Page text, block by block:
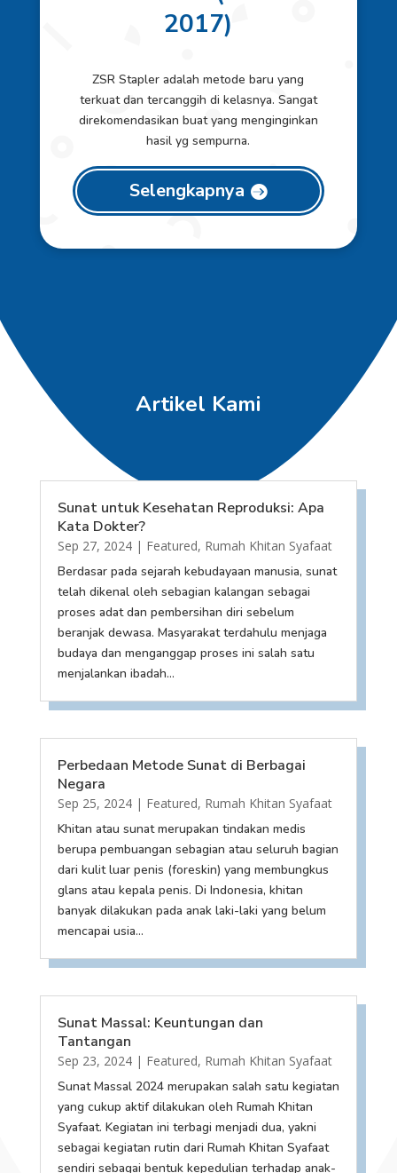
2017)
ZSR Stapler adalah metode baru yang
terkuat dan tercanggih di kelasnya. Sangat
direkomendasikan buat yang menginginkan
hasil yg sempurna.
Selengkapnya
Artikel Kami
Sunat untuk Kesehatan Reproduksi: Apa
Kata Dokter?
Sep 27, 2024| Featured, Rumah Khitan Syafaat
Berdasar pada sejarah kebudayaan manusia, sunat
telah dikenal oleh sebagian kalangan sebagai
proses adat dan pembersihan diri sebelum
beranjak dewasa. Masyarakat terdahulu menjaga
budaya dan menganggap proses ini salah satu
menjalankan ibadah...
Perbedaan Metode Sunat di Berbagai
Negara
Sep 25, 2024| Featured, Rumah Khitan Syafaat
Khitan atau sunat merupakan tindakan medis
berupa pembuangan sebagian atau seluruh bagian
dari kulit luar penis (foreskin) yang membungkus
glans atau kepala penis. Di Indonesia, khitan
banyak dilakukan pada anak laki-laki yang belum
mencapai usia...
Sunat Massal: Keuntungan dan
Tantangan
Sep 23, 2024| Featured, Rumah Khitan Syafaat
Sunat Massal 2024 merupakan salah satu kegiatan
yang cukup aktif dilakukan oleh Rumah Khitan
Syafaat. Kegiatan ini terbagi menjadi dua, yakni
sebagai kegiatan rutin dari Rumah Khitan Syafaat
sendiri sebagai bentuk kepedulian terhadap anak-